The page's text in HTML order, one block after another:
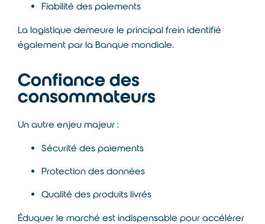
Fiabilité des paiements
La logistique demeure le principal frein identifié
également par la Banque mondiale.
Confiance des
consommateurs
Un autre enjeu majeur :
Sécurité des paiements
Protection des données
Qualité des produits livrés
Éduquer le marché est indispensable pour accélérer